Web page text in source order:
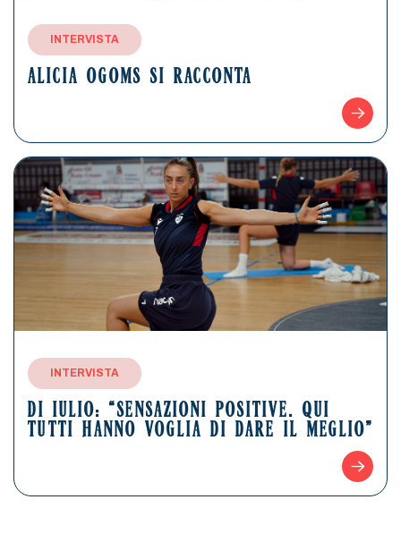
INTERVISTA
ALICIA OGOMS SI RACCONTA
INTERVISTA
DI IULIO: “SENSAZIONI POSITIVE. QUI
TUTTI HANNO VOGLIA DI DARE IL MEGLIO”